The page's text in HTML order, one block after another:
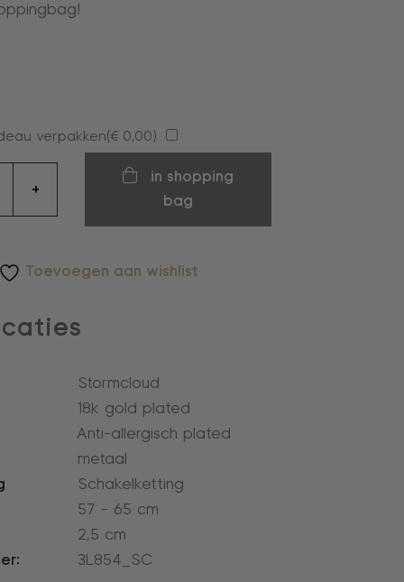
verpakken(€ 0,00)
+
in shopping
bag
Toevoegen aan wishlist
Stormcloud
18k gold plated
Anti-allergisch plated
metaal
Schakelketting
57 - 65 cm
2,5 cm
3L854_SC